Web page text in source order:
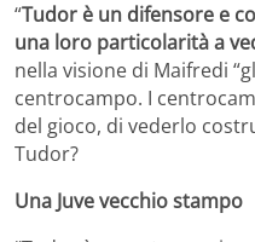
“Tudor è un difensore e
una loro particolarità a
nella visione di Maifredi
centrocampo. I
del gioco, di vederlo
Tudor?
Una Juve vecchio stampo